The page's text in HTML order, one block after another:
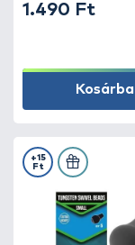
1.490 Ft
Kosárba
+15
Ft